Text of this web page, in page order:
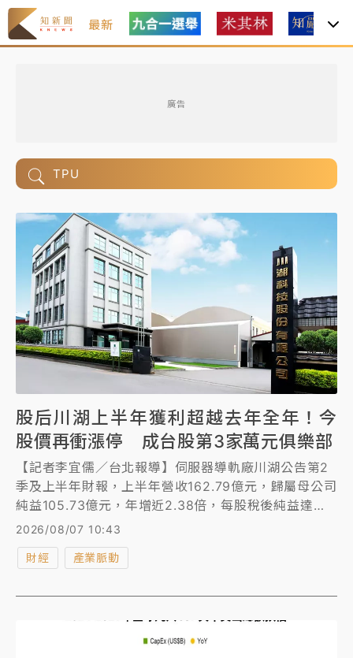
最新
廣告
TPU
股后川湖上半年獲利超越去年全年！今
股價再衝漲停 成台股第3家萬元俱樂部
【記者李宜儒／台北報導】伺服器導軌廠川湖公告第2
季及上半年財報，上半年營收162.79億元，歸屬母公司
純益105.73億元，年增近2.38倍，每股稅後純益達
110.96元，已超越去年全年的103.23元，股價在昨天
直接跳空漲停，來到11110元續創高。
2026/08/07 10:43
財經 產業脈動